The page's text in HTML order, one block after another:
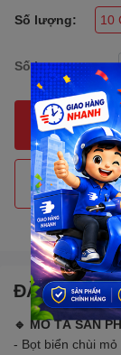
Số lượng: 10
Số lượng:
Gọi
ĐẶC ĐIỂM
🔹 MÔ TẢ SẢN
- Bọt biển chùi